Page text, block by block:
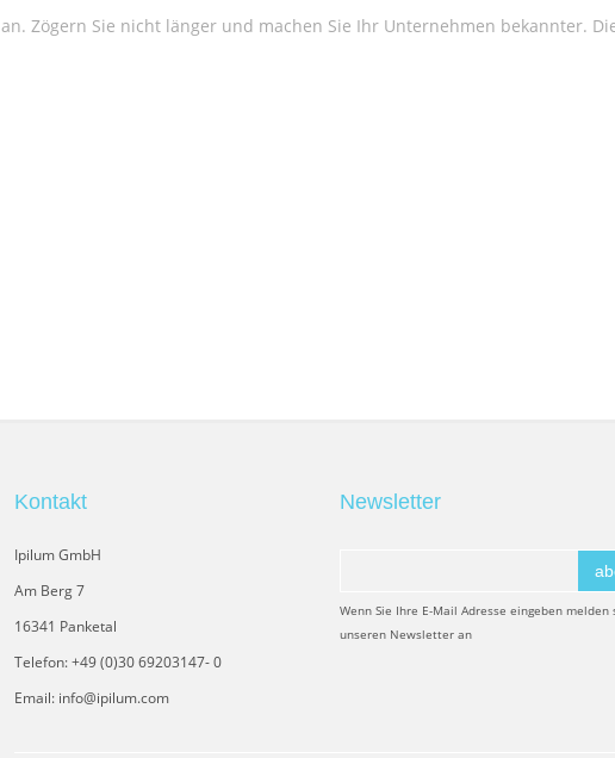
Zögern Sie nicht länger und machen Sie Ihr Unternehmen bekannter.
Kontakt
Ipilum GmbH
Am Berg 7
16341 Panketal
Telefon: +49 (0)30 69203147- 0
Email: info@ipilum.com
Newsletter
Wenn Sie Ihre E-Mail Adresse eingeben melden
unseren Newsletter an